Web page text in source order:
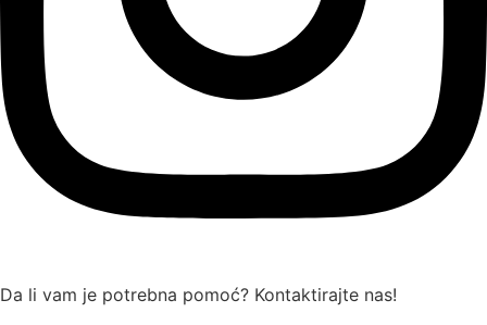
Da li vam je potrebna pomoć? Kontaktirajte nas!